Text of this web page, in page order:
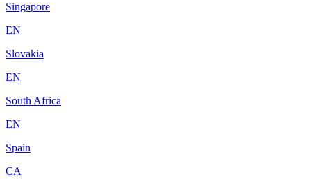
Singapore
EN
Slovakia
EN
South Africa
EN
Spain
CA